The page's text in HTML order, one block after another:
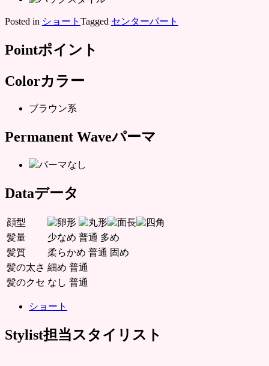
Posted in ショート Tagged センターパート
Pointポイント
Colorカラー
ブラウン系
Permanent Waveパーマ
パーマなし
Dataデータ
顔型
髪量
少なめ 普通 多め
髪質
柔らかめ 普通 固め
髪の太さ 細め 普通
髪のクセ なし 普通
ショート
Stylist担当スタイリスト